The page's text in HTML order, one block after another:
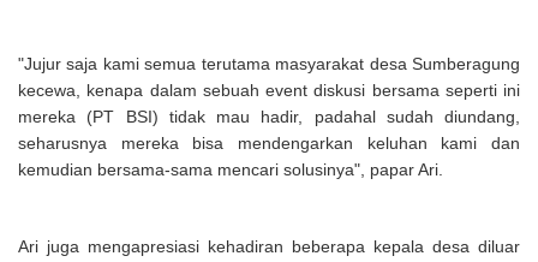
"Jujur saja kami semua terutama masyarakat desa Sumberagung
kecewa, kenapa dalam sebuah event diskusi bersama seperti ini
mereka (PT BSI) tidak mau hadir, padahal sudah diundang,
seharusnya mereka bisa mendengarkan keluhan kami dan
kemudian bersama-sama mencari solusinya", papar Ari.
Ari juga mengapresiasi kehadiran beberapa kepala desa diluar